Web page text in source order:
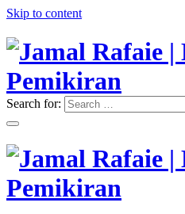
Skip to content
Jamal Rafaie |
Pemikiran
"Memimpin Pemikiran"
Search for: